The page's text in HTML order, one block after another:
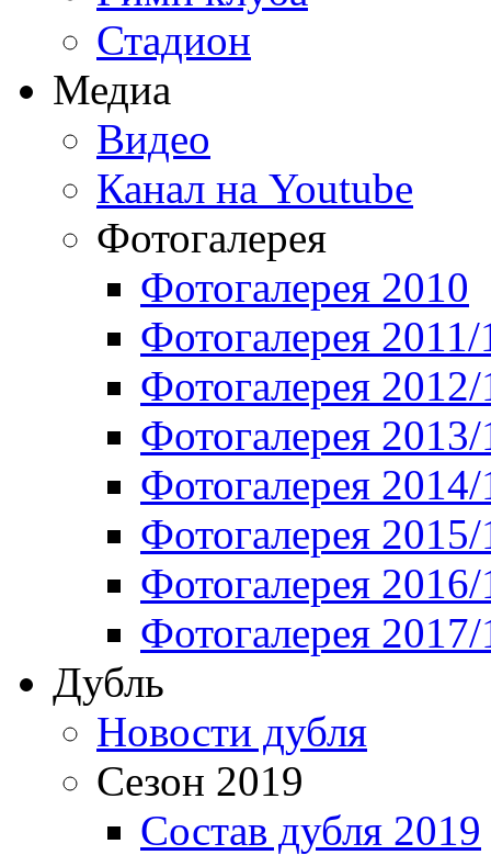
Стадион
Медиа
Видео
Канал на Youtube
Фотогалерея
Фотогалерея 2010
Фотогалерея 2011/
Фотогалерея
Фотогалерея
Фотогалерея
Фотогалерея
Фотогалерея
Фотогалерея
Дубль
Новости дубля
Сезон 2019
Состав дубля 2019